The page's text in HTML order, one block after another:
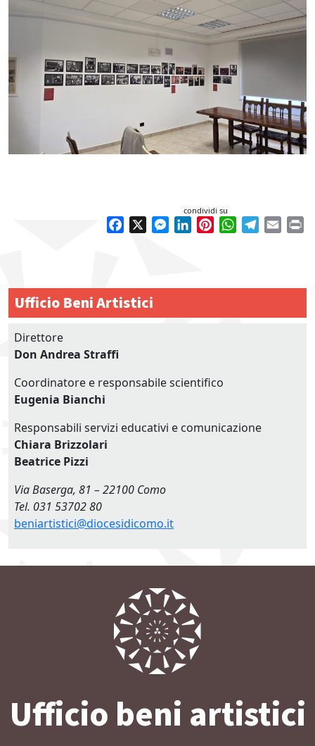
condividi su
Facebook Messenger
LinkedInPinterestWhatsApp
Telegram
Email
Ufficio Beni Artistici
Direttore
Don Andrea Straffi
Coordinatore e responsabile scientifico
Eugenia Bianchi
Responsabili servizi educativi e comunicazione
Chiara Brizzolari
Beatrice Pizzi
Via Baserga, 81 – 22100 Como
Tel. 031 53702 80
beniartistici@diocesidicomo.it
Ufficio beni artistici